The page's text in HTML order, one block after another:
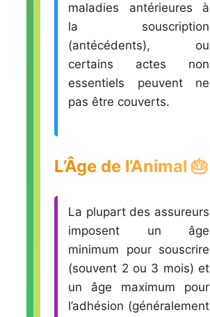
maladies antérieures à
la souscription
(antécédents), ou
certains actes non
essentiels peuvent ne
pas être couverts.
L’Âge de l’Animal 🎂
La plupart des assureurs
imposent un âge
minimum pour souscrire
(souvent 2 ou 3 mois) et
un âge maximum pour
l’adhésion (généralement